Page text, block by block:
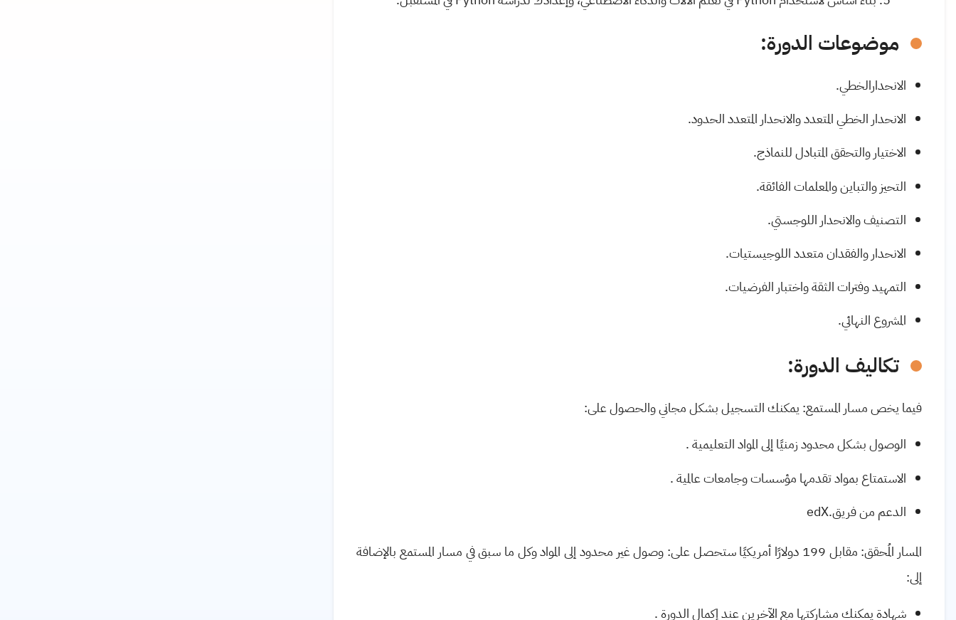
موضوعات الدورة:
الانحدارالخطي.
الانحدار الخطي المتعدد والانحدار المتعدد الحدود.
الاختيار والتحقق المتبادل للنماذج.
التحيز والتباين والمعلمات الفائقة.
التصنيف والانحدار اللوجستي.
الانحدار والفقدان متعدد اللوجيستيات.
التمهيد وفترات الثقة واختبار الفرضيات.
المشروع النهائي.
تكاليف الدورة:
فيما يخص مسار المستمع: يمكنك التسجيل بشكل مجاني والحصول على:
الوصول بشكل محدود زمنيًا إلى المواد التعليمية.
الاستمتاع بمواد تقدمها مؤسسات وجامعات عالمية.
الدعم من فريقedX.
المسار المُحقق: مقابل 199 دولارًا أمريكيًا ستحصل على : وصول غير محدود إلى المواد وكل ما سبق في مسار المستمع بالإضافة
إلى:
شهادة يمكنك مشاركتها مع الآخرين عند إكمال الدورة.